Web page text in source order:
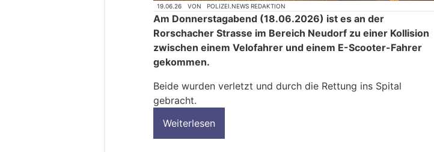
19.06.26 VON POLIZEI.NEWS REDAKTION
Am Donnerstagabend (18.06.2026) ist es an der
Rorschacher Strasse im Bereich Neudorf zu einer Kollision
zwischen einem Velofahrer und einem E-Scooter-Fahrer
gekommen.
Beide wurden verletzt und durch die Rettung ins Spital
gebracht.
Weiterlesen